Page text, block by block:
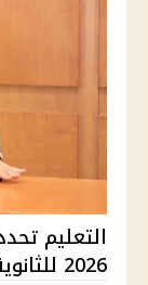
التعليم
2026 للثانوية العامة بالد...